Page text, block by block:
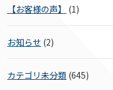
【お客様の声】 (1)
お知らせ (2)
カテゴリ未分類 (645)